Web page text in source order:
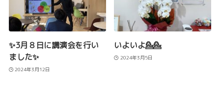
✨3月８日に講演会を行い
ました✨
2024年3月12日
いよいよ💁💁
2024年3月5日